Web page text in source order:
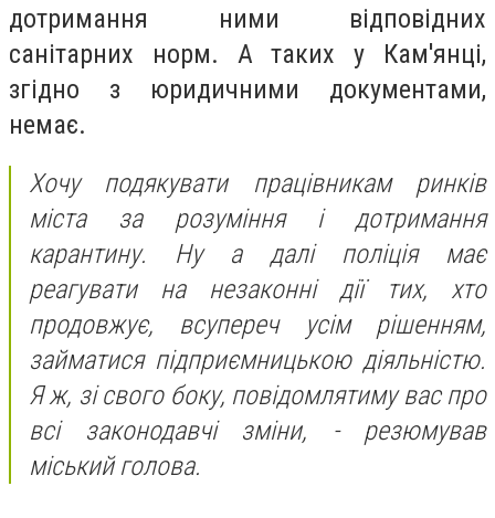
дотримання ними відповідних
санітарних норм. А таких у Кам'янці,
згідно з юридичними документами,
немає.
Хочу подякувати працівникам ринків
міста за розуміння і дотримання
карантину. Ну а далі поліція має
реагувати на незаконні дії тих, хто
продовжує, всупереч усім рішенням,
займатися підприємницькою діяльністю.
Я ж, зі свого боку, повідомлятиму вас про
всі законодавчі зміни, - резюмував
міський голова.